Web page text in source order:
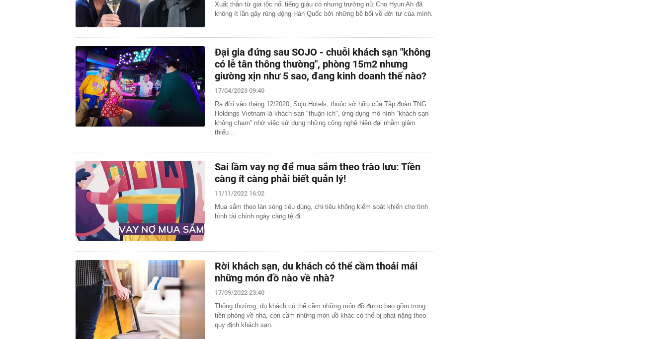
Xuất thân từ gia tộc nổi tiếng giàu có nhưng trưởng nữ Cho Hyun Ah đã
không ít lần gây rúng động Hàn Quốc bởi những bê bối về đời tư của mình.
Đại gia đứng sau SOJO - chuỗi khách sạn "không
có lễ tân thông thường", phòng 15m2 nhưng
giường xịn như 5 sao, đang kinh doanh thế nào?
17/04/2023 09:40
Ra đời vào tháng 12/2020, Sojo Hotels, thuộc sở hữu của Tập đoàn TNG
Holdings Vietnam là khách sạn "thuận ích", ứng dụng mô hình “khách sạn
không chạm” nhờ việc sử dụng những công nghệ hiện đại nhằm giảm
thiểu…
Sai lầm vay nợ để mua sắm theo trào lưu: Tiền
càng ít càng phải biết quản lý!
11/11/2022 16:02
Mua sắm theo làn sóng tiêu dùng, chi tiêu không kiểm soát khiến cho tình
hình tài chính ngày càng tệ đi.
Rời khách sạn, du khách có thể cầm thoải mái
những món đồ nào về nhà?
17/09/2022 23:40
Thông thường, du khách có thể cầm những món đồ được bao gồm trong
tiền phòng về nhà, còn cầm những món đồ khác có thể bị phạt nặng theo
quy định khách sạn.